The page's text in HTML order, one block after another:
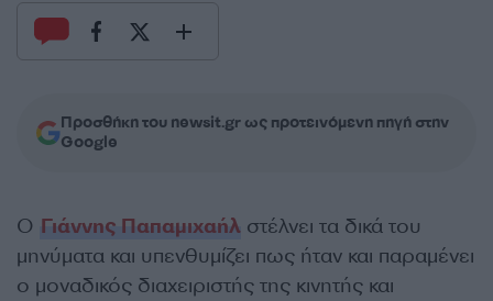
Προσθήκη του newsit.gr ως προτεινόμενη πηγή στην
Google
Ο Γιάννης Παπαμιχαήλ στέλνει τα δικά του
μηνύματα και υπενθυμίζει πως ήταν και παραμένει
ο μοναδικός διαχειριστής της κινητής και